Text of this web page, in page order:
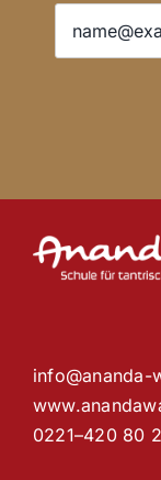
info@ananda-
0221–420 80